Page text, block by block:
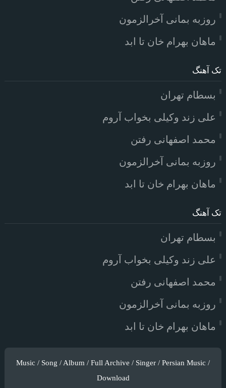
روزبه بمانی آخرالزمون
ماهان بهرام خان تا ابد
تک آهنگ
بسطام تهران
علی زند وکیلی بخواب آروم
محمد اصفهانی رفتن
روزبه بمانی آخرالزمون
ماهان بهرام خان تا ابد
تک آهنگ
بسطام تهران
علی زند وکیلی بخواب آروم
محمد اصفهانی رفتن
روزبه بمانی آخرالزمون
ماهان بهرام خان تا ابد
Music / Song / Album / Full Archive / Singer / Persian Music /
Download